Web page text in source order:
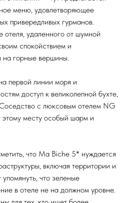
меню, удовлетворяющее
привередливых гурманов.
удаленного от шумной
спокойствием и
горные вершины.
первой линии моря и
доступ к великолепной бухте,
с люксовым отелем NG
этому месту особый шарм и
что Ma Biche 5* нуждается
включая территории и
что зеленые
в отеле не на должном уровне.